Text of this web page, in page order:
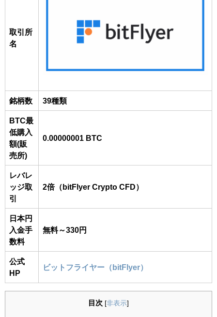
取引所
名
銘柄数 39種類
BTC最
低購入
額(販
売所)
0.00000001 BTC
レバレ
ッジ取
引
2倍（bitFlyer Crypto CFD）
日本円
入金手
数料
無料～330円
公式
HP
ビットフライヤー（bitFlyer）
目次 [非表示]